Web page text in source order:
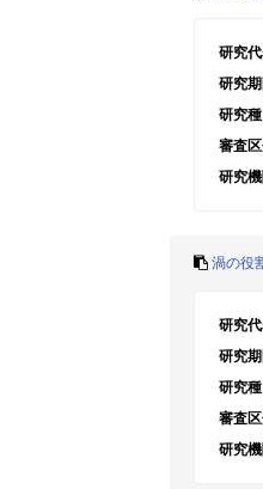
研究
研究
研究種
審査
研究
渦の役
研究
研究
研究種
審査
研究